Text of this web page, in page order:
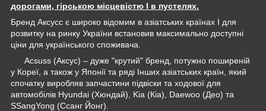
дорогами, гірською місцевістю І в пустелях.
Бренд Аксусс є широко відомим в азіатських країнах І для
розвитку на ринку України встановив максимально доступні
ціни для українського споживача.
Acsuss (Аксус) – дуже "крутий" бренд, потужно поширеній
у Кореї, а також у Японії та ряді Інших азіатських країн, який
спочатку виробляв запчастини підвіски та ходової для
автомобілів Hyundai (Хюндай), Kia (Кіа), Daewoo (Део) та
SSangYong (Ссанг Йонг).